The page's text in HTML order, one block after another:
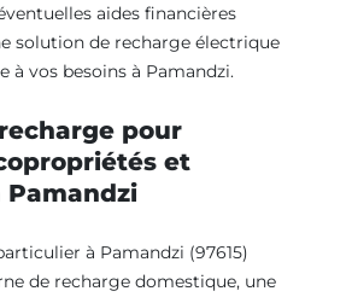
aides financières
solution de recharge électrique
à vos besoins à Pamandzi.
pour
et
Pamandzi
à Pamandzi (97615)
de recharge domestique, une